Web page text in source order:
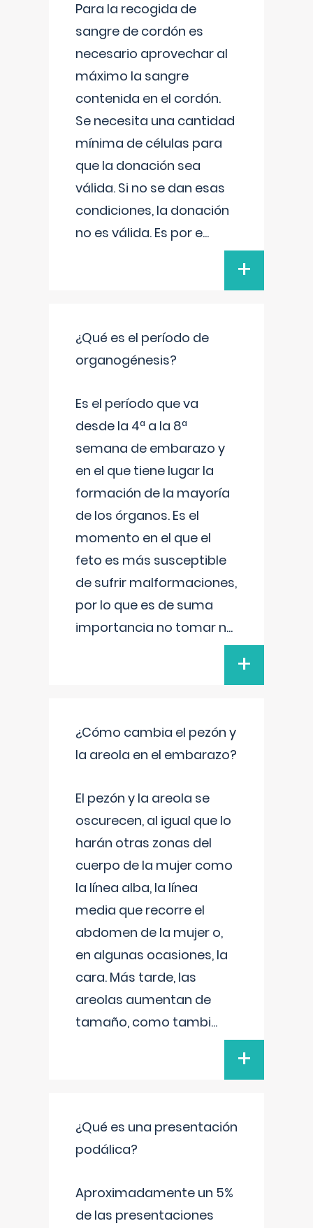
Para la recogida de
sangre de cordón es
necesario aprovechar al
máximo la sangre
contenida en el cordón.
Se necesita una cantidad
mínima de células para
que la donación sea
válida. Si no se dan esas
condiciones, la donación
no es válida. Es por e...
+
¿Qué es el período de
organogénesis?
Es el período que va
desde la 4ª a la 8ª
semana de embarazo y
en el que tiene lugar la
formación de la mayoría
de los órganos. Es el
momento en el que el
feto es más susceptible
de sufrir malformaciones,
por lo que es de suma
importancia no tomar n...
+
¿Cómo cambia el pezón y
la areola en el embarazo?
El pezón y la areola se
oscurecen, al igual que lo
harán otras zonas del
cuerpo de la mujer como
la línea alba, la línea
media que recorre el
abdomen de la mujer o,
en algunas ocasiones, la
cara. Más tarde, las
areolas aumentan de
tamaño, como tambi...
+
¿Qué es una presentación
podálica?
Aproximadamente un 5%
de las presentaciones